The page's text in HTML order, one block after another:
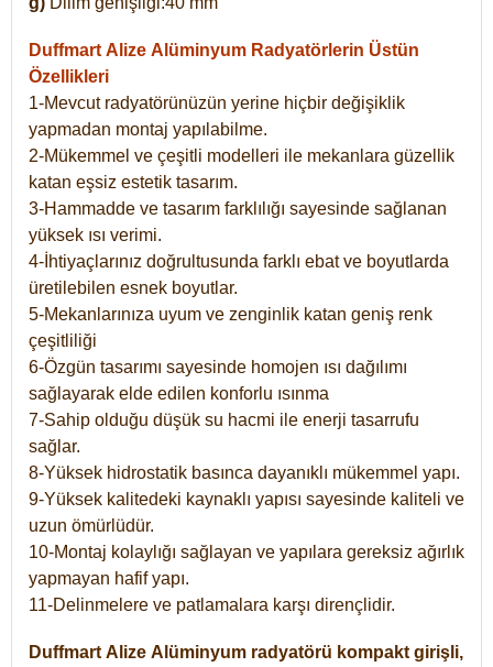
Duffmart Alize Alüminyum Radyatörlerin Üstün
Özellikleri
1-Mevcut radyatörünüzün yerine hiçbir değişiklik
yapmadan montaj yapılabilme.
2-Mükemmel ve çeşitli modelleri ile mekanlara güzellik
katan eşsiz estetik tasarım.
3-Hammadde ve tasarım farklılığı sayesinde sağlanan
yüksek ısı verimi.
4-İhtiyaçlarınız doğrultusunda farklı ebat ve boyutlarda
üretilebilen esnek boyutlar.
5-Mekanlarınıza uyum ve zenginlik katan geniş renk
çeşitliliği
6-Özgün tasarımı sayesinde homojen ısı dağılımı
sağlayarak elde edilen konforlu ısınma
7-Sahip olduğu düşük su hacmi ile enerji tasarrufu
sağlar.
8-Yüksek hidrostatik basınca dayanıklı mükemmel yapı.
9-Yüksek kalitedeki kaynaklı yapısı sayesinde kaliteli ve
uzun ömürlüdür.
10-Montaj kolaylığı sağlayan ve yapılara gereksiz ağırlık
yapmayan hafif yapı.
11-Delinmelere ve patlamalara karşı dirençlidir.
Duffmart Alize Alüminyum radyatörü kompakt girişli,